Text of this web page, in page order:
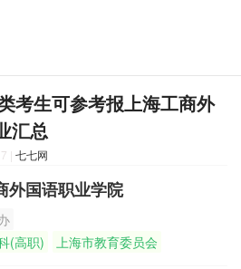
考生可参考报上海工商外
汇总
| 七七网
外国语职业学院
(高职) 上海市教育委员会